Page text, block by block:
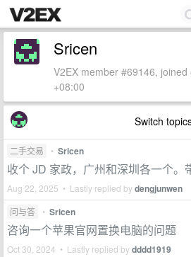
Sricen
V2EX member #69146,
+08:00
Switch
二手交易 • Sricen
收个 JD 家政，广州和深圳各一个。
Aug 22, 2025 • Lastly replied bydengjunwen
问与答 • Sricen
咨询一个苹果官网置换电脑的问题
Oct 30, 2024 • Lastly replied bydddd1919